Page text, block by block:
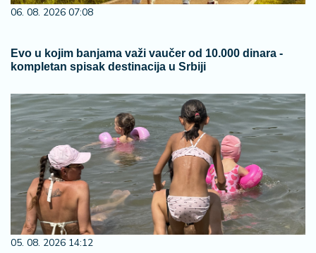
06. 08. 2026 07:08
Evo u kojim banjama važi vaučer od 10.000 dinara -
kompletan spisak destinacija u Srbiji
05. 08. 2026 14:12